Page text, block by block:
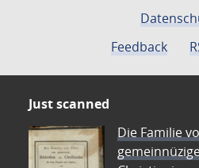
Feedback
Just scanned
Die Familie